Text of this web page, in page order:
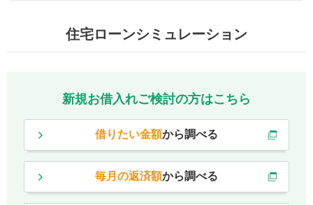
住宅ローンシミュレーション
新規お借入れご検討の方はこちら
借りたい金額から調べる
毎月の返済額から調べる